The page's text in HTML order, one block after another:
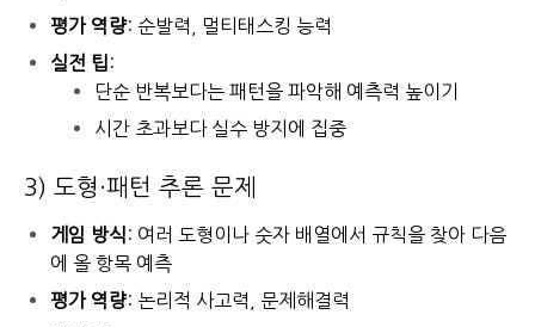
평가 역량: 순발력, 멀티태스킹 능력
실전 팁 :
단순 반복보다는 패턴을 파악해 예측력 높이기
시간 초과보다 실수 방지에 집중
3) 도형·패턴 추론 문제
게임 방식: 여러 도형이나 숫자 배열에서 규칙을 찾아 다음
에 올 항목 예측
평가 역량: 논리적 사고력, 문제해결력